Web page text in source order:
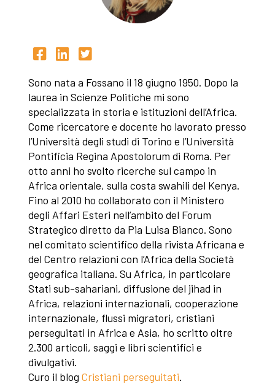
Sono nata a Fossano il 18 giugno 1950. Dopo la
laurea in Scienze Politiche mi sono
specializzata in storia e istituzioni dell’Africa.
Come ricercatore e docente ho lavorato presso
l’Università degli studi di Torino e l’Università
Pontificia Regina Apostolorum di Roma. Per
otto anni ho svolto ricerche sul campo in
Africa orientale, sulla costa swahili del Kenya.
Fino al 2010 ho collaborato con il Ministero
degli Affari Esteri nell’ambito del Forum
Strategico diretto da Pia Luisa Bianco. Sono
nel comitato scientifico della rivista Africana e
del Centro relazioni con l’Africa della Società
geografica italiana. Su Africa, in particolare
Stati sub-sahariani, diffusione del jihad in
Africa, relazioni internazionali, cooperazione
internazionale, flussi migratori, cristiani
perseguitati in Africa e Asia, ho scritto oltre
2.300 articoli, saggi e libri scientifici e
divulgativi.
Curo il blog Cristiani perseguitati.